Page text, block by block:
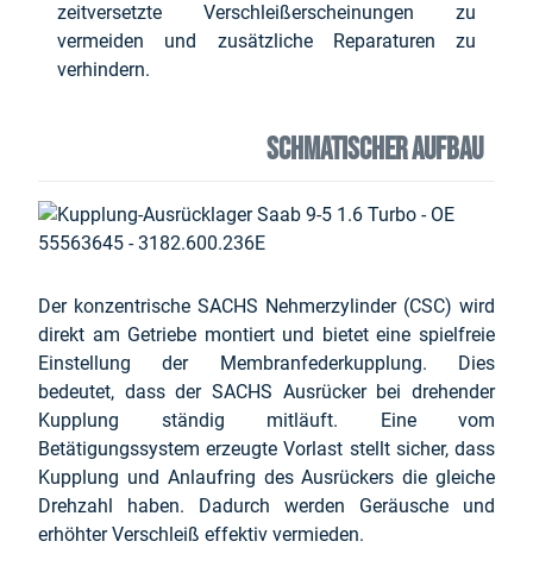
zeitversetzte Verschleißerscheinungen zu
vermeiden und zusätzliche Reparaturen zu
verhindern.
SCHMATISCHER AUFBAU
Der konzentrische SACHS Nehmerzylinder (CSC) wird
direkt am Getriebe montiert und bietet eine spielfreie
Einstellung der Membranfederkupplung. Dies
bedeutet, dass der SACHS Ausrücker bei drehender
Kupplung ständig mitläuft. Eine vom
Betätigungssystem erzeugte Vorlast stellt sicher, dass
Kupplung und Anlaufring des Ausrückers die gleiche
Drehzahl haben. Dadurch werden Geräusche und
erhöhter Verschleiß effektiv vermieden.